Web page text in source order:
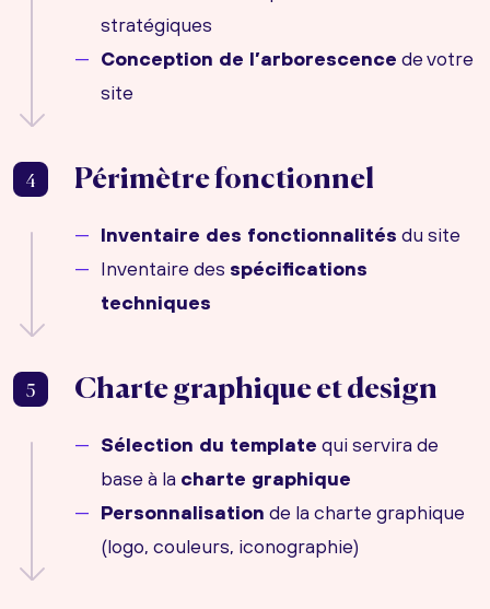
stratégiques
Conception de l’arborescence de votre
site
4 Périmètre fonctionnel
Inventaire des fonctionnalités du site
Inventaire des spécifications
techniques
5 Charte graphique et design
Sélection du template qui servira de
base à la charte graphique
Personnalisation de la charte graphique
(logo, couleurs, iconographie)